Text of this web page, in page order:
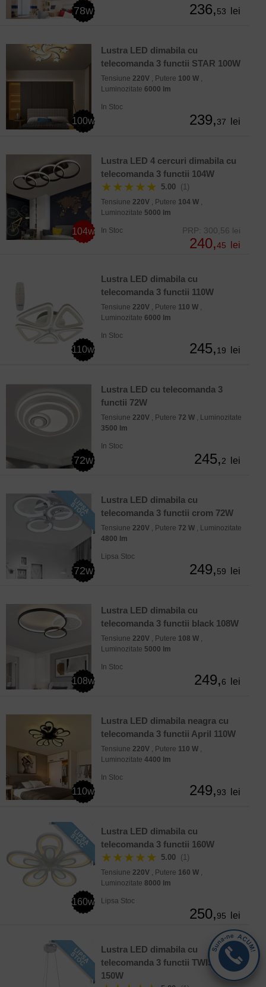
78w 236,53 lei
100w
Lustra LED dimabila cu
telecomanda 3 functii STAR 100W
Tensiune 220V , Putere 100 W ,
Luminozitate 6000 lm
In Stoc
239,37 lei
104w
Lustra LED 4 cercuri dimabila cu
telecomanda 3 functii 104W
★★★★★ 5.00 (1)
Tensiune 220V , Putere 104 W ,
Luminozitate 5000 lm
In Stoc PRP: 300,56 lei
240,45 lei
110w
Lustra LED dimabila cu
telecomanda 3 functii 110W
Tensiune 220V , Putere 110 W ,
Luminozitate 6000 lm
In Stoc
245,19 lei
72w
Lustra LED cu telecomanda 3
functii 72W
Tensiune 220V , Putere 72 W , Luminozitate
3500 lm
In Stoc
245,2 lei
72w
Lustra LED dimabila cu
telecomanda 3 functii crom 72W
Tensiune 220V , Putere 72 W , Luminozitate
4800 lm
Lipsa Stoc
249,59 lei
108w
Lustra LED dimabila cu
telecomanda 3 functii black 108W
Tensiune 220V , Putere 108 W ,
Luminozitate 5000 lm
In Stoc
249,6 lei
110w
Lustra LED dimabila neagra cu
telecomanda 3 functii April 110W
Tensiune 220V , Putere 110 W ,
Luminozitate 4400 lm
In Stoc
249,93 lei
160w
Lustra LED dimabila cu
telecomanda 3 functii 160W
★★★★★ 5.00 (1)
Tensiune 220V , Putere 160 W ,
Luminozitate 8000 lm
Lipsa Stoc
250,95 lei
Lustra LED dimabila cu
telecomanda 3 functii TWIST
150W